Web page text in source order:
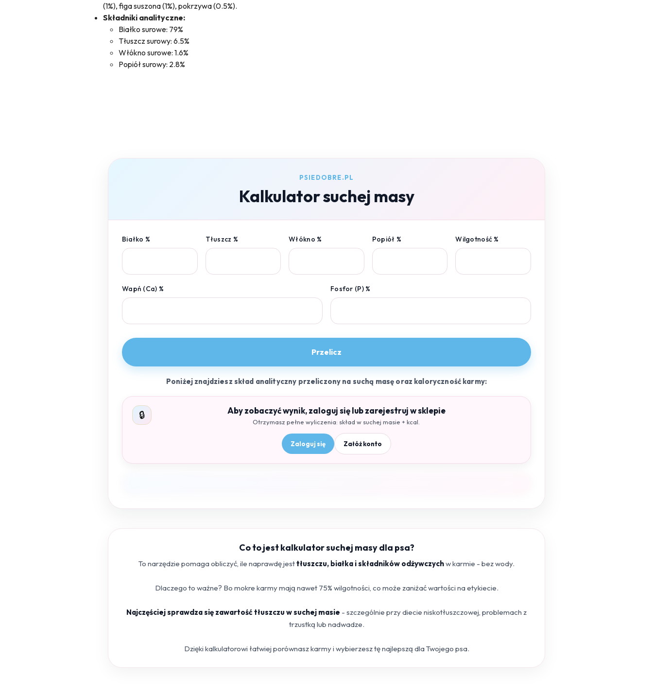
(1%), figa suszona (1%), pokrzywa (0.5%).
Składniki analityczne:
Białko surowe: 79%
Tłuszcz surowy: 6.5%
Włókno surowe: 1.6%
Popiół surowy: 2.8%
PSIEDOBRE.PL
Kalkulator suchej masy
Białko % Tłuszcz % Włókno % Popiół % Wilgotność %
Wapń (Ca) % Fosfor (P) %
Przelicz
Poniżej znajdziesz skład analityczny przeliczony na suchą masę oraz kaloryczność karmy:
🔒 Aby zobaczyć wynik, zaloguj się lub zarejestruj w sklepie
Otrzymasz pełne wyliczenia: skład w suchej masie + kcal.
Zaloguj się Załóż konto
Co to jest kalkulator suchej masy dla psa?
To narzędzie pomaga obliczyć, ile naprawdę jesttłuszczu, białka i składników odżywczychw karmie - bez wody.
Dlaczego to ważne? Bo mokre karmy mają nawet 75% wilgotności, co może zaniżać wartości na etykiecie.
Najczęściej sprawdza się zawartość tłuszczu w suchej masie - szczególnie przy diecie niskotłuszczowej, problemach z
trzustką lub nadwadze.
Dzięki kalkulatorowi łatwiej porównasz karmy i wybierzesz tę najlepszą dla Twojego psa.